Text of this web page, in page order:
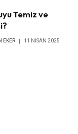
Temiz ve
EKER 11 NISAN 2025